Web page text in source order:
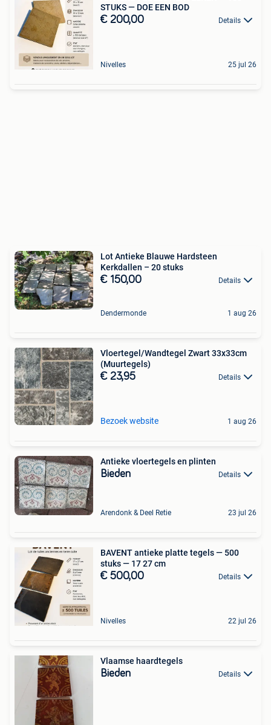
STUKS — DOE EEN BOD
€ 200,00 Details
Nivelles 25 jul 26
Lot Antieke Blauwe Hardsteen
Kerkdallen – 20 stuks
€ 150,00 Details
Dendermonde 1 aug 26
Vloertegel/Wandtegel Zwart 33x33cm
(Muurtegels)
€ 23,95 Details
Bezoek website 1 aug 26
Antieke vloertegels en plinten
Bieden Details
Arendonk & Deel Retie 23 jul 26
BAVENT antieke platte tegels — 500
stuks — 17 27 cm
€ 500,00 Details
Nivelles 22 jul 26
Vlaamse haardtegels
Bieden Details